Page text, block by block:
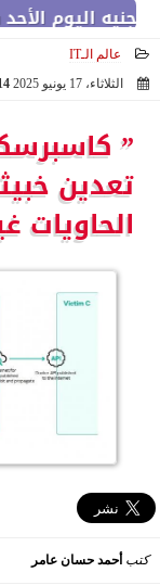
الأحد في
عالم الـIT
الثلاثاء، 17 يونيو 2025
”
تعدين
الحاويات
كتبأحمد حسان عامر